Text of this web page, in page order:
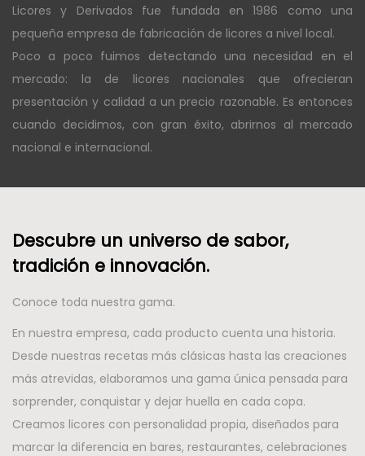
Licores y Derivados fue fundada en 1986 como una
pequeña empresa de fabricación de licores a nivel local.
Poco a poco fuimos detectando una necesidad en el
mercado: la de licores nacionales que ofrecieran
presentación y calidad a un precio razonable. Es entonces
cuando decidimos, con gran éxito, abrirnos al mercado
nacional e internacional.
Descubre un universo de sabor,
tradición e innovación.
Conoce toda nuestra gama.
En nuestra empresa, cada producto cuenta una historia.
Desde nuestras recetas más clásicas hasta las creaciones
más atrevidas, elaboramos una gama única pensada para
sorprender, conquistar y dejar huella en cada copa.
Creamos licores con personalidad propia, diseñados para
marcar la diferencia en bares, restaurantes, celebraciones